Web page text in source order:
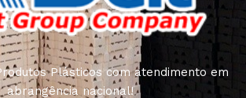
Plásticos com atendimento em
abrangência nacional!